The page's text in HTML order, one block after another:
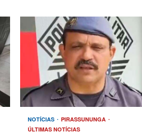
NOTÍCIAS
PIRASSUNUNGA
ÚLTIMAS NOTÍCIAS